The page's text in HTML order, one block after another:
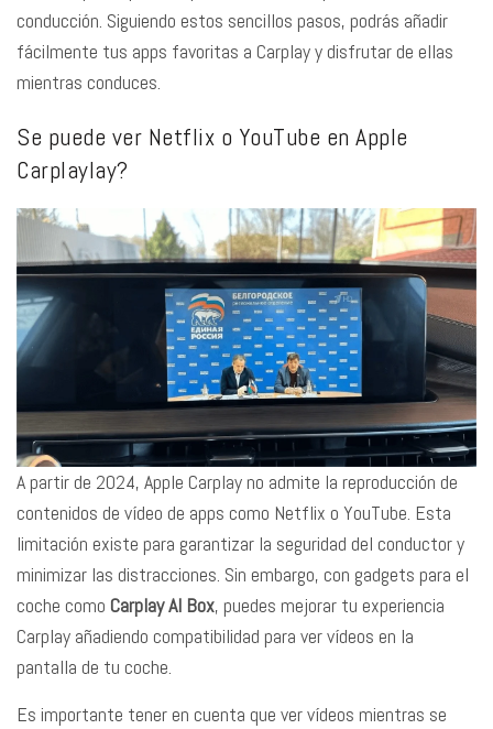
conducción. Siguiendo estos sencillos pasos, podrás añadir
fácilmente tus apps favoritas a Carplay y disfrutar de ellas
mientras conduces.
Se puede ver Netflix o YouTube en Apple
Carplaylay?
A partir de 2024, Apple Carplay no admite la reproducción de
contenidos de vídeo de apps como Netflix o YouTube. Esta
limitación existe para garantizar la seguridad del conductor y
minimizar las distracciones. Sin embargo, con gadgets para el
coche como Carplay AI Box, puedes mejorar tu experiencia
Carplay añadiendo compatibilidad para ver vídeos en la
pantalla de tu coche.
Es importante tener en cuenta que ver vídeos mientras se